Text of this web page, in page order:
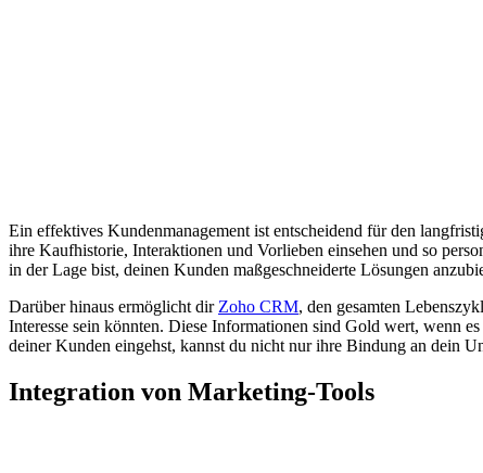
Ein effektives Kundenmanagement ist entscheidend für den
ihre Kaufhistorie, Interaktionen und Vorlieben einsehen und so
in der Lage bist, deinen Kunden maßgeschneiderte Lösungen
Darüber hinaus ermöglicht dir Zoho CRM, den gesamten
Interesse sein könnten. Diese Informationen sind Gold wert, wenn
deiner Kunden eingehst, kannst du nicht nur ihre Bindung an dein
Integration von Marketing-Tools